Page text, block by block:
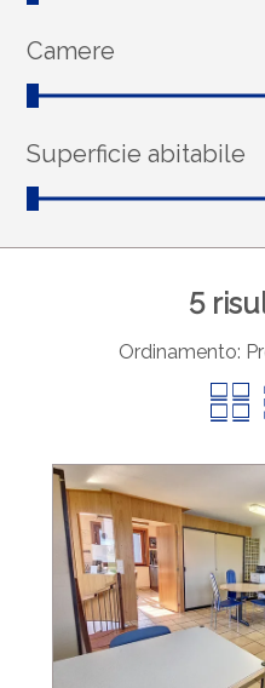
Camere
Superficie abitabile
5
Ordinamento: